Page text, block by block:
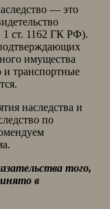
— это
1 ст. 1162 ГК РФ).
имущества
транспортные
наследства и
по
того,
в